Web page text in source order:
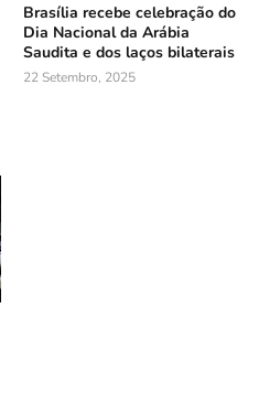
Brasília recebe celebração do
Dia Nacional da Arábia
Saudita e dos laços bilaterais
22 Setembro, 2025